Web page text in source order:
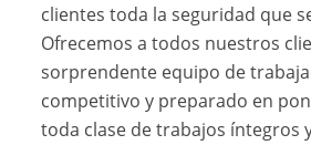
clientes toda la seguridad que
Ofrecemos a todos nuestros
sorprendente equipo de
competitivo y preparado en
toda clase de trabajos íntegros